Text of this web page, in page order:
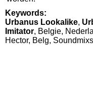
Keywords:
Urbanus Lookalike,
Imitator, Belgie,
Hector, Belg,